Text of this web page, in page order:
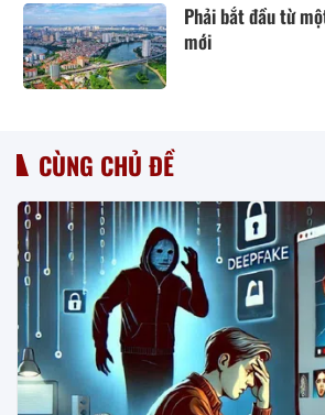
Phải bắt đầu từ
mới
CÙNG CHỦ ĐỀ